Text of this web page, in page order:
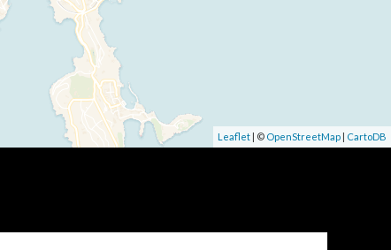
Leaflet | © OpenStreetMap | CartoDB